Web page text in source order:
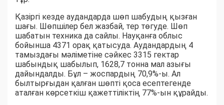
Қазіргі кезде аудандарда шөп шабудың қызған
шағы. Шөпшілер бел жазбай, тер төгуде. Шөп
шабатын техника да сайлы. Науқанға облыс
бойынша 4371 орақ қатысуда. Аудандардың 4
тамыздағы мәліметіне сәйкес 3315 гектар
шабындық шабылып, 1628,7 тонна мал азығы
дайындалды. Бұл – жоспардың 70,9%-ы. Ал
былтырғыдан қалған шөпті қоса есептегенде
аталған көрсеткіш қажеттіліктің 77%-ын құрайды.